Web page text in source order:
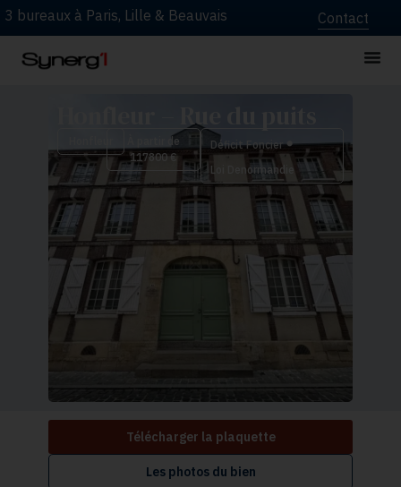
3 bureaux à Paris, Lille & Beauvais Contact
Honfleur – Rue du puits
À partir de
117800 €
Déficit Foncier•
Loi Denormandie
Télécharger la plaquette
Les photos du bien